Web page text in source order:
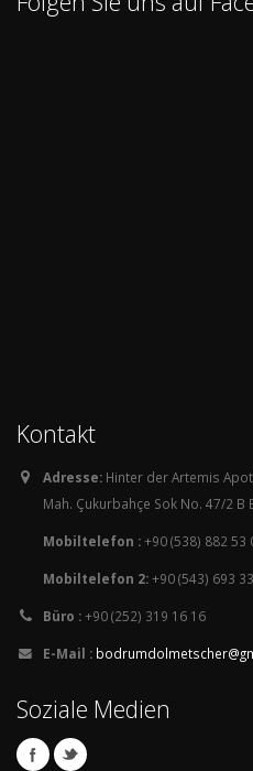
Kontakt
Adresse: Hinter der Artemis
Mah. Çukurbahçe Sok No. 47/2 B
Mobiltelefon :+90 (538) 882 53
Mobiltelefon 2:+90 (543) 693
Büro :+90 (252) 319 16 16
E-Mail :
Soziale Medien